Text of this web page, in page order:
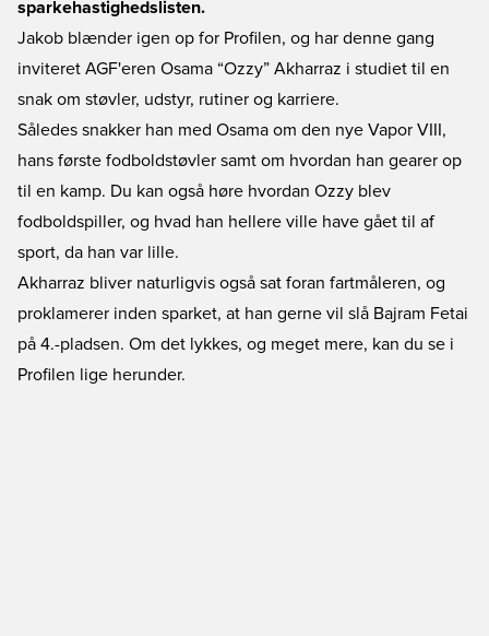
sparkehastighedslisten.
Jakob blænder igen op for Profilen, og har denne gang
inviteret AGF'eren Osama “Ozzy” Akharraz i studiet til en
snak om støvler, udstyr, rutiner og karriere.
Således snakker han med Osama om den nye Vapor VIII,
hans første fodboldstøvler samt om hvordan han gearer op
til en kamp. Du kan også høre hvordan Ozzy blev
fodboldspiller, og hvad han hellere ville have gået til af
sport, da han var lille.
Akharraz bliver naturligvis også sat foran fartmåleren, og
proklamerer inden sparket, at han gerne vil slå Bajram Fetai
på 4.-pladsen. Om det lykkes, og meget mere, kan du se i
Profilen lige herunder.